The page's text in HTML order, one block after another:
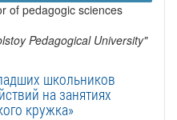
of pedagogic sciences
Pedagogical University"
школьников
на занятиях
кружка»